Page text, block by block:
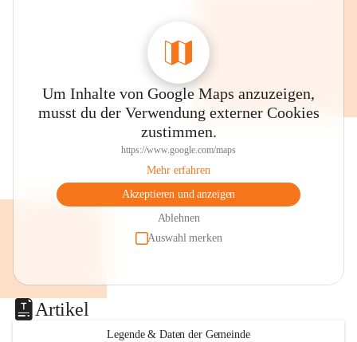
Um Inhalte von Google Maps anzuzeigen,
musst du der Verwendung externer Cookies
zustimmen.
https://www.google.com/maps
Mehr erfahren
Akzeptieren und anzeigen
Ablehnen
Auswahl merken
Artikel
Legende & Daten der Gemeinde